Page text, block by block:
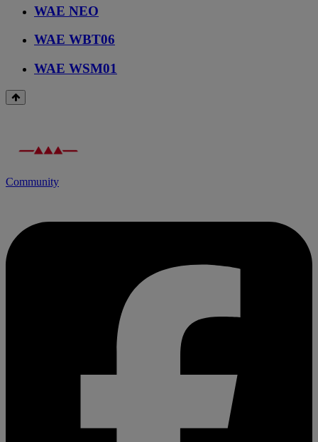
WAE NEO
WAE WBT06
WAE WSM01
Community